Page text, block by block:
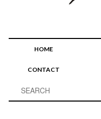
HOME
CONTACT